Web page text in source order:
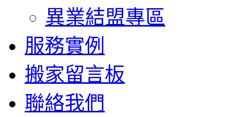
異業結盟專區
服務實例
搬家留言板
聯絡我們